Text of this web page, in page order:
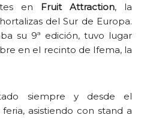
en Fruit Attraction, la
del Sur de Europa.
su 9ª edición, tuvo lugar
en el recinto de Ifema, la
siempre y desde el
asistiendo con stand a